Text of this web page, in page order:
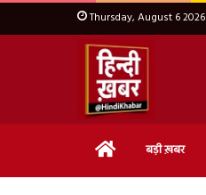
Thursday, August 6 2026
Home बड़ी ख़बर